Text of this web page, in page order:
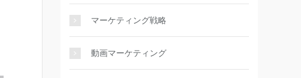
マーケティング戦略
動画マーケティング